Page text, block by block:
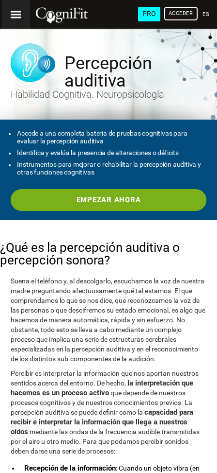
PRO ACCEDER
Percepción
auditiva
Habilidad Cognitiva. Neuropsicología
Accede a una completa batería de pruebas cognitivas para
evaluar la percepción auditiva
Identifica y evalúa la presencia de alteraciones o déficits
Instrumentos para mejorar o rehabilitar la percepción auditiva y
otras funciones cognitivas
EMPEZAR AHORA
¿Qué es la percepción auditiva o
percepción sonora?
Suena el teléfono y, al descolgarlo, escuchamos la voz de nuestra
madre preguntando afectuosamente qué tal estamos. El que
comprendamos lo que se nos dice, que reconozcamos la voz de
las personas o que descifremos su estado emocional, es algo que
hacemos de manera automática, rápida y sin esfuerzo. No
obstante, todo esto se lleva a cabo mediante un complejo
proceso que implica una serie de estructuras cerebrales
especializadas en la percepción auditiva y en el reconocimiento
de los distintos sub-componentes de la audición.
Percibir es interpretar la información que nos aportan nuestros
sentidos acerca del entorno. De hecho, la interpretación que
hacemos es un proceso activoque depende de nuestros
procesos cognitivos y de nuestros conocimientos previos. La
percepción auditiva se puede definir como lacapacidad para
recibir e interpretar la información que llega a nuestros
oídos mediante las ondas de la frecuencia audible transmitidas
por el aire u otro medio. Para que podamos percibir sonidos
deben darse una serie de procesos:
Recepción de la información: Cuando un objeto vibra (en